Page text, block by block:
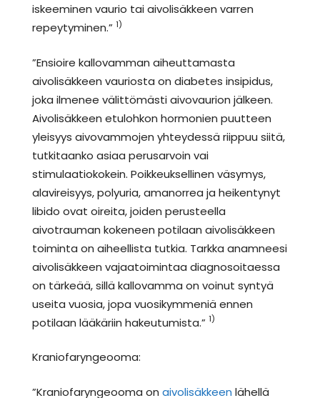
iskeeminen vaurio tai aivolisäkkeen varren
repeytyminen.” 1)
”Ensioire kallovamman aiheuttamasta
aivolisäkkeen vauriosta on diabetes insipidus,
joka ilmenee välittömästi aivovaurion jälkeen.
Aivolisäkkeen etulohkon hormonien puutteen
yleisyys aivovammojen yhteydessä riippuu siitä,
tutkitaanko asiaa perusarvoin vai
stimulaatiokokein. Poikkeuksellinen väsymys,
alavireisyys, polyuria, amanorrea ja heikentynyt
libido ovat oireita, joiden perusteella
aivotrauman kokeneen potilaan aivolisäkkeen
toiminta on aiheellista tutkia. Tarkka anamneesi
aivolisäkkeen vajaatoimintaa diagnosoitaessa
on tärkeää, sillä kallovamma on voinut syntyä
useita vuosia, jopa vuosikymmeniä ennen
potilaan lääkäriin hakeutumista.” 1)
Kraniofaryngeooma:
”Kraniofaryngeooma on aivolisäkkeen lähellä